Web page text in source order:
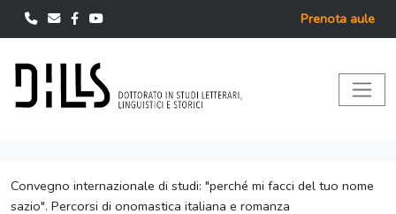
Prenota aule
Convegno internazionale di studi: "perché mi facci del tuo nome
sazio". Percorsi di onomastica italiana e romanza